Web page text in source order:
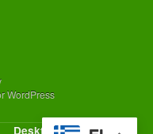
WordPress
Desktop